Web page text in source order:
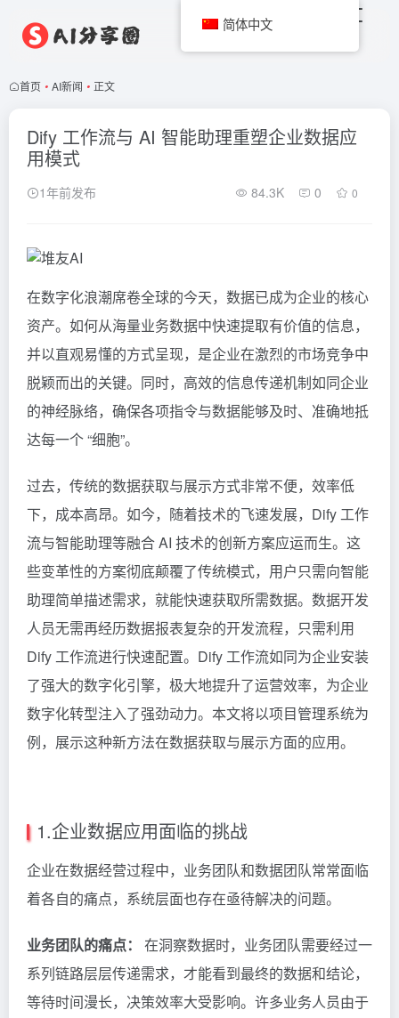
首页 • AI新闻 • 正文
Dify 工作流与 AI 智能助理重塑企业数据应
用模式
1年前发布 84.3K 0 0
在数字化浪潮席卷全球的今天，数据已成为企业的核心
资产。如何从海量业务数据中快速提取有价值的信息，
并以直观易懂的方式呈现，是企业在激烈的市场竞争中
脱颖而出的关键。同时，高效的信息传递机制如同企业
的神经脉络，确保各项指令与数据能够及时、准确地抵
达每一个 “细胞”。
过去，传统的数据获取与展示方式非常不便，效率低
下，成本高昂。如今，随着技术的飞速发展，Dify 工作
流与智能助理等融合 AI 技术的创新方案应运而生。这
些变革性的方案彻底颠覆了传统模式，用户只需向智能
助理简单描述需求，就能快速获取所需数据。数据开发
人员无需再经历数据报表复杂的开发流程，只需利用
Dify工作流进行快速配置。Dify 工作流如同为企业安装
了强大的数字化引擎，极大地提升了运营效率，为企业
数字化转型注入了强劲动力。本文将以项目管理系统为
例，展示这种新方法在数据获取与展示方面的应用。
1.企业数据应用面临的挑战
企业在数据经营过程中，业务团队和数据团队常常面临
着各自的痛点，系统层面也存在亟待解决的问题。
业务团队的痛点：
在洞察数据时，业务团队需要经过一
系列链路层层传递需求，才能看到最终的数据和结论，
等待时间漫长，决策效率大受影响。许多业务人员由于
简体中文